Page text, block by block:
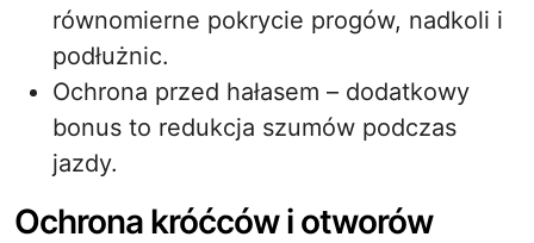
równomierne pokrycie progów, nadkoli i
podłużnic.
Ochrona przed hałasem – dodatkowy
bonus to redukcja szumów podczas
jazdy.
Ochrona króćców i otworów